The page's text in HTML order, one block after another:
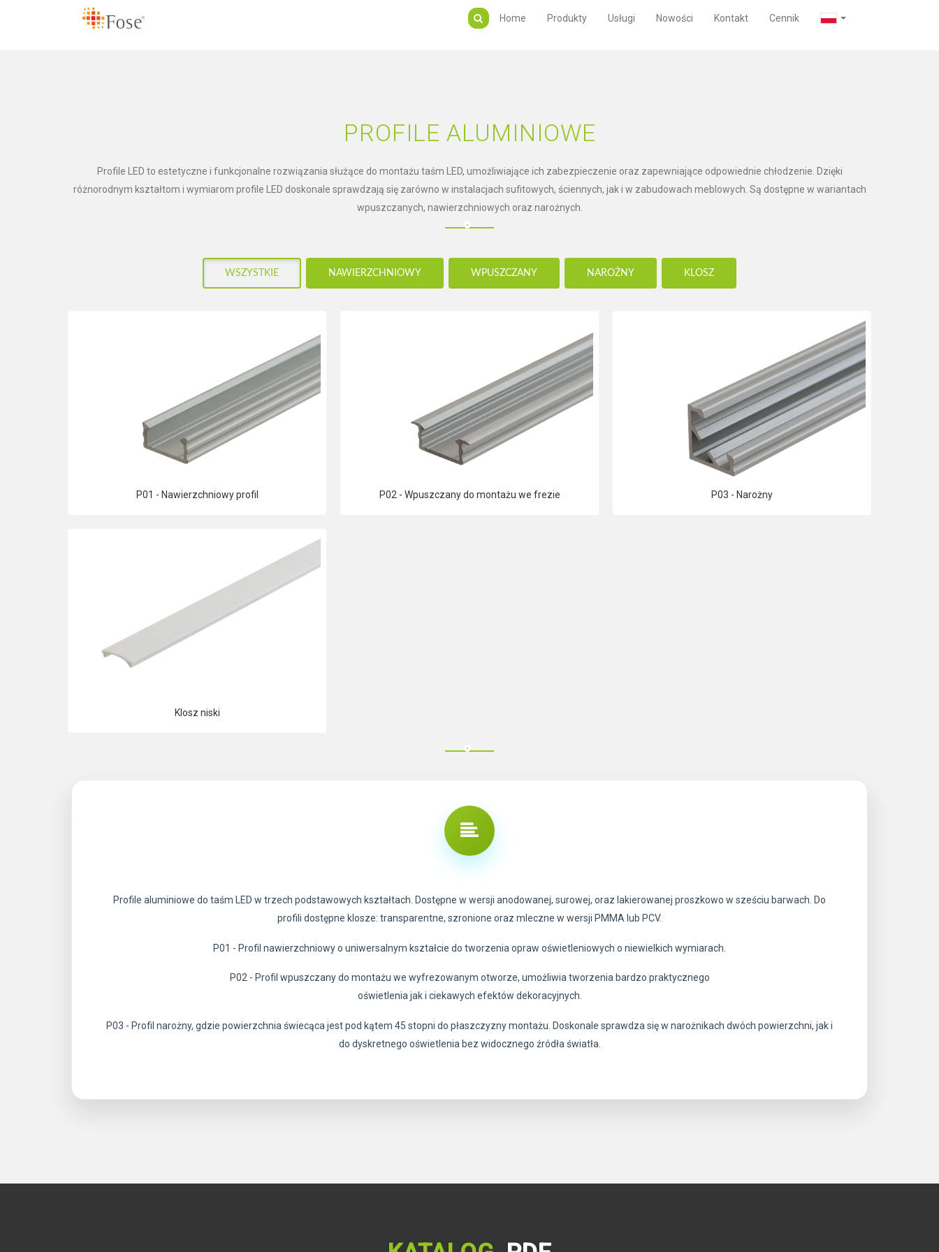
Home Produkty Usługi Nowości Kontakt Cennik
PROFILE ALUMINIOWE
Profile LED to estetyczne i funkcjonalne rozwiązania służące do montażu taśm LED, umożliwiające ich zabezpieczenie oraz zapewniające odpowiednie chłodzenie. Dzięki
różnorodnym kształtom i wymiarom profile LED doskonale sprawdzają się zarówno w instalacjach sufitowych, ściennych, jak i w zabudowach meblowych. Są dostępne w wariantach
wpuszczanych, nawierzchniowych oraz narożnych.
WSZYSTKIE NAWIERZCHNIOWY WPUSZCZANY NAROŻNY KLOSZ
P01 - Nawierzchniowy profil P02 - Wpuszczany do montażu we frezie P03 - Narożny
Klosz niski
Profile aluminiowe do taśm LED w trzech podstawowych kształtach. Dostępne w wersji anodowanej, surowej, oraz lakierowanej proszkowo w sześciu barwach. Do
profili dostępne klosze: transparentne, szronione oraz mleczne w wersji PMMA lub PCV.
P01 - Profil nawierzchniowy o uniwersalnym kształcie do tworzenia opraw oświetleniowych o niewielkich wymiarach.
P02 - Profil wpuszczany do montażu we wyfrezowanym otworze, umożliwia tworzenia bardzo praktycznego
oświetlenia jak i ciekawych efektów dekoracyjnych.
P03 - Profil narożny, gdzie powierzchnia świecąca jest pod kątem 45 stopni do płaszczyzny montażu. Doskonale sprawdza się w narożnikach dwóch powierzchni, jak i
do dyskretnego oświetlenia bez widocznego źródła światła.